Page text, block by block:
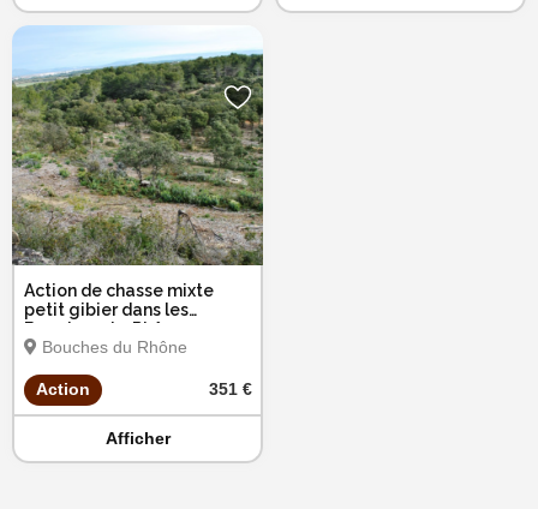
Action de chasse mixte
petit gibier dans les
Bouches-du-Rhône
Bouches du Rhône
Action 351 €
Afficher